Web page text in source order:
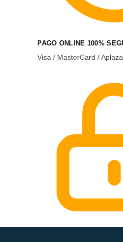
PAGO ONLINE 100%
Visa / MasterCard /